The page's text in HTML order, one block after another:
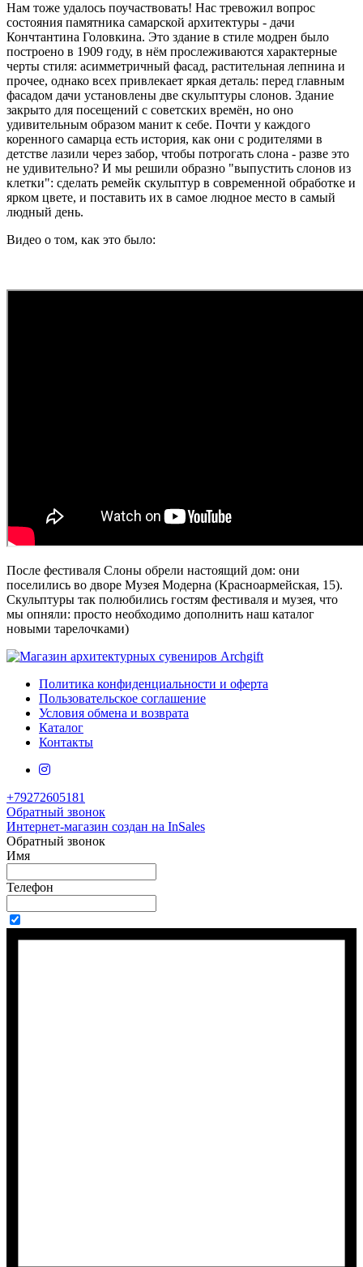
Нам тоже удалось поучаствовать! Нас тревожил вопрос
состояния памятника самарской архитектуры - дачи
Кончтантина Головкина. Это здание в стиле модрен было
построено в 1909 году, в нём прослеживаются характерные
черты стиля: асимметричный фасад, растительная лепнина и
прочее, однако всех привлекает яркая деталь: перед главным
фасадом дачи установлены две скульптуры слонов. Здание
закрыто для посещений с советских времён, но оно
удивительным образом манит к себе. Почти у каждого
коренного самарца есть история, как они с родителями в
детстве лазили через забор, чтобы потрогать слона - разве это
не удивительно? И мы решили образно "выпустить слонов из
клетки": сделать ремейк скульптур в современной обработке и
ярком цвете, и поставить их в самое людное место в самый
людный день.
Видео о том, как это было:
После фестиваля Слоны обрели настоящий дом: они
поселились во дворе Музея Модерна (Красноармейская, 15).
Скульптуры так полюбились гостям фестиваля и музея, что
мы опняли: просто необходимо дополнить наш каталог
новыми тарелочками)
Политика конфиденциальности и оферта
Пользовательское соглашение
Условия обмена и возврата
Каталог
Контакты
+79272605181
Обратный звонок
Интернет-магазин создан на InSales
Обратный звонок
Имя
Телефон